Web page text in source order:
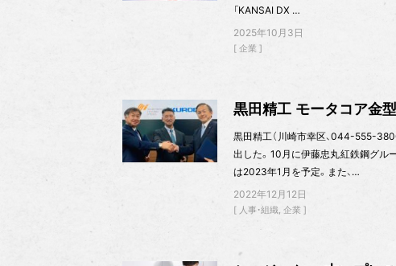
「KANSAI DX …
2025年10月3日
企業
黒田精工 モータコア金
黒田精工（川崎市幸区、044-555-
出した。10月に伊藤忠丸紅鉄鋼グル
は2023年1月を予定。また、…
2022年12月12日
人事・組織 企業